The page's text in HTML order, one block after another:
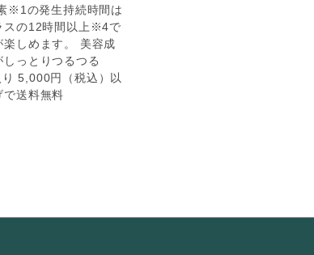
※1の発生持続時間は
スの12時間以上※4で
楽しめます。 美容成
っとりつるつる
5,000円（税込）以
で送料無料